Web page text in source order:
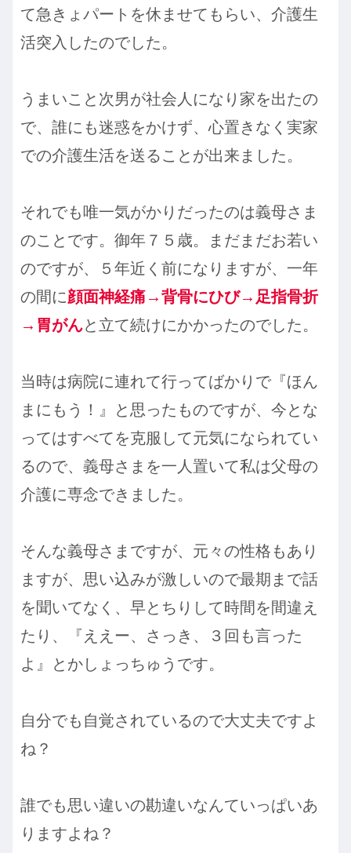
て急きょパートを休ませてもらい、介護生
活突入したのでした。
うまいこと次男が社会人になり家を出たの
で、誰にも迷惑をかけず、心置きなく実家
での介護生活を送ることが出来ました。
それでも唯一気がかりだったのは義母さま
のことです。御年７５歳。まだまだお若い
のですが、５年近く前になりますが、一年
の間に顔面神経痛→背骨にひび→足指骨折
→胃がんと立て続けにかかったのでした。
当時は病院に連れて行ってばかりで『ほん
まにもう！』と思ったものですが、今とな
ってはすべてを克服して元気になられてい
るので、義母さまを一人置いて私は父母の
介護に専念できました。
そんな義母さまですが、元々の性格もあり
ますが、思い込みが激しいので最期まで話
を聞いてなく、早とちりして時間を間違え
たり、『ええー、さっき、３回も言った
よ』とかしょっちゅうです。
自分でも自覚されているので大丈夫ですよ
ね？
誰でも思い違いの勘違いなんていっぱいあ
りますよね？